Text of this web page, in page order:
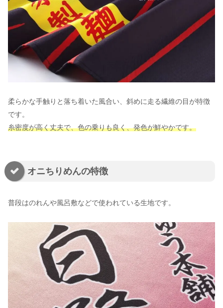
柔らかな手触りと落ち着いた風合い、斜めに走る繊維の目が特徴
です。
糸密度が高く丈夫で、色の乗りも良く、発色が鮮やかです。
オニちりめんの特徴
普段はのれんや風呂敷などで使われている生地です。